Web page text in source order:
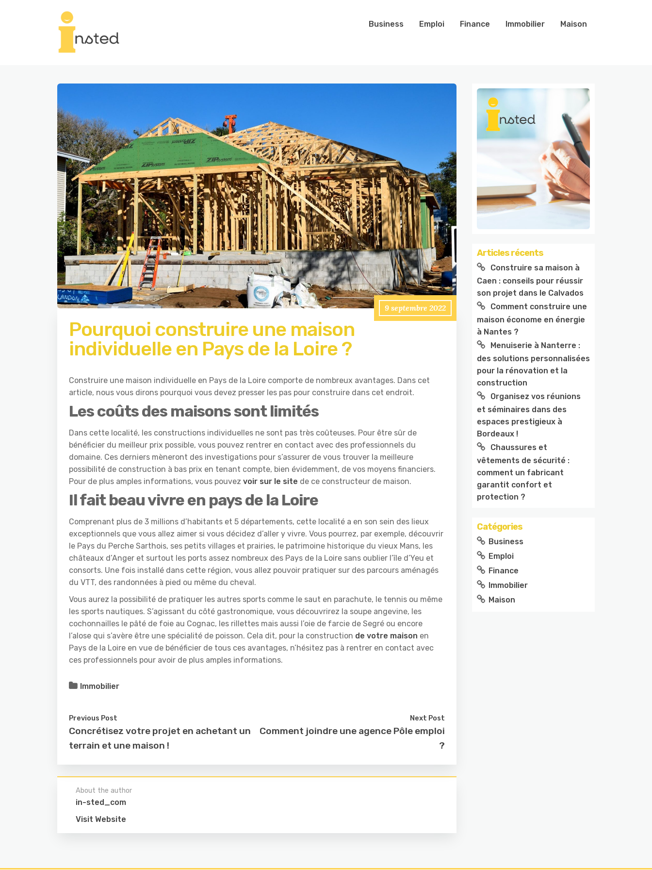
Business Emploi Finance Immobilier Maison
9 septembre 2022
Pourquoi construire une maison
individuelle en Pays de la Loire ?
Construire une maison individuelle en Pays de la Loire comporte de nombreux avantages. Dans cet
article, nous vous dirons pourquoi vous devez presser les pas pour construire dans cet endroit.
Les coûts des maisons sont limités
Dans cette localité, les constructions individuelles ne sont pas très coûteuses. Pour être sûr de
bénéficier du meilleur prix possible, vous pouvez rentrer en contact avec des professionnels du
domaine. Ces derniers mèneront des investigations pour s’assurer de vous trouver la meilleure
possibilité de construction à bas prix en tenant compte, bien évidemment, de vos moyens financiers.
Pour de plus amples informations, vous pouvez voir sur le site de ce constructeur de maison.
Il fait beau vivre en pays de la Loire
Comprenant plus de 3 millions d’habitants et 5 départements, cette localité a en son sein des lieux
exceptionnels que vous allez aimer si vous décidez d’aller y vivre. Vous pourrez, par exemple, découvrir
le Pays du Perche Sarthois, ses petits villages et prairies, le patrimoine historique du vieux Mans, les
châteaux d’Anger et surtout les ports assez nombreux des Pays de la Loire sans oublier l’île d’Yeu et
consorts. Une fois installé dans cette région, vous allez pouvoir pratiquer sur des parcours aménagés
du VTT, des randonnées à pied ou même du cheval.
Vous aurez la possibilité de pratiquer les autres sports comme le saut en parachute, le tennis ou même
les sports nautiques. S’agissant du côté gastronomique, vous découvrirez la soupe angevine, les
cochonnailles le pâté de foie au Cognac, les rillettes mais aussi l’oie de farcie de Segré ou encore
l’alose qui s’avère être une spécialité de poisson. Cela dit, pour la construction de votre maison en
Pays de la Loire en vue de bénéficier de tous ces avantages, n’hésitez pas à rentrer en contact avec
ces professionnels pour avoir de plus amples informations.
Immobilier
Previous Post
Concrétisez votre projet en achetant un
terrain et une maison !
Next Post
Comment joindre une agence Pôle emploi
?
About the author
in-sted_com
Visit Website
Articles récents
Construire sa maison à
Caen : conseils pour réussir
son projet dans le Calvados
Comment construire une
maison économe en énergie
à Nantes ?
Menuiserie à Nanterre :
des solutions personnalisées
pour la rénovation et la
construction
Organisez vos réunions
et séminaires dans des
espaces prestigieux à
Bordeaux !
Chaussures et
vêtements de sécurité :
comment un fabricant
garantit confort et
protection ?
Catégories
Business
Emploi
Finance
Immobilier
Maison